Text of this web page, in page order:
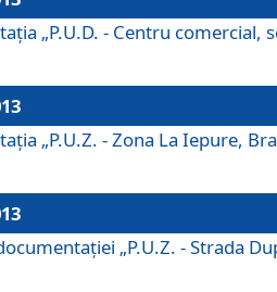
„P.U.D. - Centru comercial,
„P.U.Z. - Zona La Iepure,
„P.U.Z. - Strada